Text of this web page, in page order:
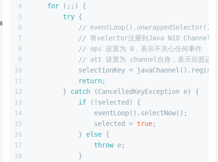
4
5
6
7
8
9
10
11
12
13
14
15
16
17
18
for (;;) {
try {
// eventLoop().unwrappedSelector()：
// 将selector注册到Java NIO Channel上
// ops 设置为 0，表示不关心任何事件
// att 设置为 channel自身，表示后面还会
selectionKey =
return;
        }
catch (CancelledKeyException e) {
if (!selected) {
                eventLoop().selectNow();
                selected =
true;
            }
else {
throw e;
            }